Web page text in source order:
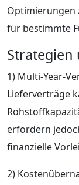
Optimierungen
für bestimmte
Strategien
1) Multi-Year-
Lieferverträge
erfordern
finanzielle
2)